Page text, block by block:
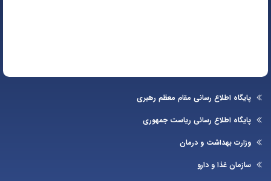
اطلاع رسانی مقام معظم رهبری
اطلاع رسانی ریاست جمهوری
بهداشت و درمان
غذا و دارو